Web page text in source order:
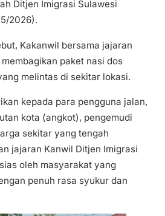
Ditjen Imigrasi Sulawesi
2026).
Kakanwil bersama jajaran
paket nasi dos
melintas di sekitar lokasi.
kepada para pengguna jalan,
kota (angkot), pengemudi
sekitar yang tengah
jajaran Kanwil Ditjen Imigrasi
oleh masyarakat yang
penuh rasa syukur dan